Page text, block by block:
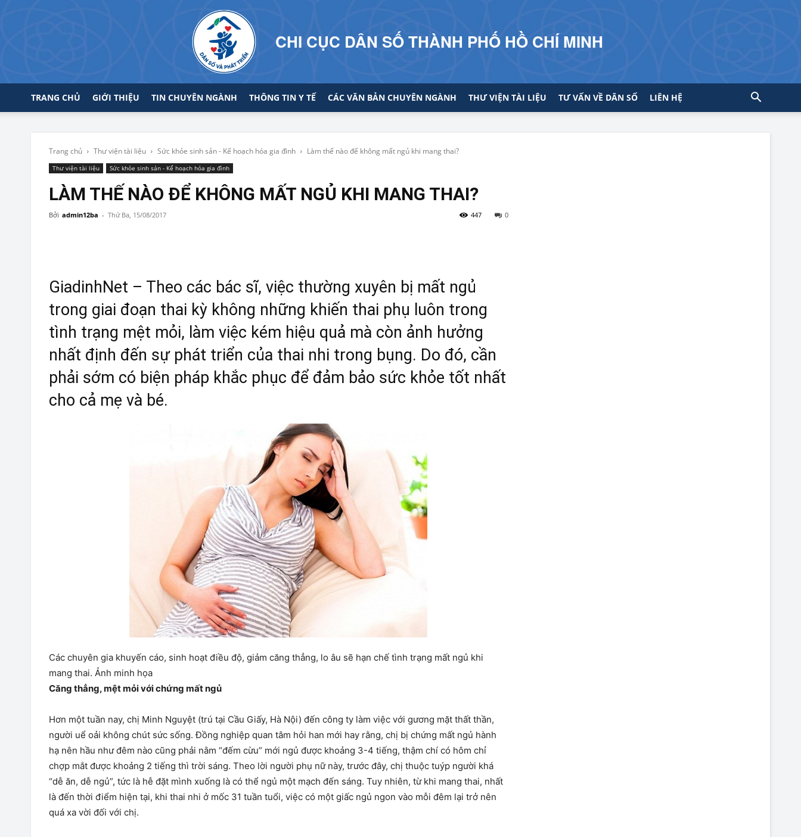
CHI CỤC DÂN SỐ THÀNH PHỐ HỒ CHÍ MINH
TRANG CHỦ GIỚI THIỆU TIN CHUYÊN NGÀNH THÔNG TIN Y TẾ CÁC VĂN BẢN CHUYÊN NGÀNH THƯ VIỆN TÀI LIỆU TƯ VẤN VỀ DÂN SỐ LIÊN HỆ
Trang chủ Thư viện tài liệu Sức khỏe sinh sản - Kế hoạch hóa gia đình Làm thế nào để không mất ngủ khi mang thai?
Thư viện tài liệu Sức khỏe sinh sản - Kế hoạch hóa gia đình
LÀM THẾ NÀO ĐỂ KHÔNG MẤT NGỦ KHI MANG THAI?
Bởi admin12ba - Thứ Ba, 15/08/2017 0
447
GiadinhNet – Theo các bác sĩ, việc thường xuyên bị mất ngủ
trong giai đoạn thai kỳ không những khiến thai phụ luôn trong
tình trạng mệt mỏi, làm việc kém hiệu quả mà còn ảnh hưởng
nhất định đến sự phát triển của thai nhi trong bụng. Do đó, cần
phải sớm có biện pháp khắc phục để đảm bảo sức khỏe tốt nhất
cho cả mẹ và bé.
Các chuyên gia khuyến cáo, sinh hoạt điều độ, giảm căng thẳng, lo âu sẽ hạn chế tình trạng mất ngủ khi
mang thai. Ảnh minh họa
Căng thẳng, mệt mỏi với chứng mất ngủ
Hơn một tuần nay, chị Minh Nguyệt (trú tại Cầu Giấy, Hà Nội) đến công ty làm việc với gương mặt thất thần,
người uể oải không chút sức sống. Đồng nghiệp quan tâm hỏi han mới hay rằng, chị bị chứng mất ngủ hành
hạ nên hầu như đêm nào cũng phải nằm “đếm cừu” mới ngủ được khoảng 3-4 tiếng, thậm chí có hôm chỉ
chợp mắt được khoảng 2 tiếng thì trời sáng. Theo lời người phụ nữ này, trước đây, chị thuộc tuýp người khá
“dễ ăn, dễ ngủ”, tức là hễ đặt mình xuống là có thể ngủ một mạch đến sáng. Tuy nhiên, từ khi mang thai, nhất
là đến thời điểm hiện tại, khi thai nhi ở mốc 31 tuần tuổi, việc có một giấc ngủ ngon vào mỗi đêm lại trở nên
quá xa vời đối với chị.